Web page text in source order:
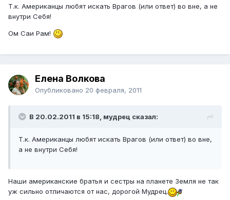
Т.к. Американцы любят искать Врагов (или ответ) во вне, а не
внутри Себя!
Ом Саи Рам!
Елена Волкова
Опубликовано 20 февраля, 2011
В 20.02.2011 в 15:18, мудрец сказал:
Т.к. Американцы любят искать Врагов (или ответ) во вне,
а не внутри Себя!
Наши американские братья и сестры на планете Земля не так
уж сильно отличаются от нас, дорогой Мудрец.